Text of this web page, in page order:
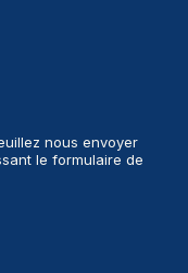
nous envoyer
le formulaire de